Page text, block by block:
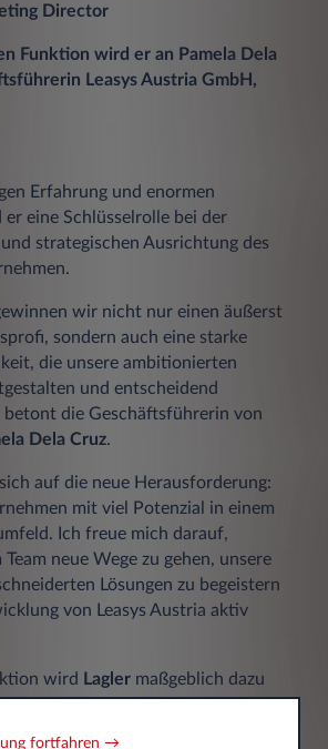
Director
Funktion wird er an Pamela Dela
Leasys Austria GmbH,
Erfahrung und enormen
eine Schlüsselrolle bei der
strategischen Ausrichtung des
wir nicht nur einen äußerst
sondern auch eine starke
die unsere ambitionierten
und entscheidend
betont die Geschäftsführerin von
Dela Cruz.
auf die neue Herausforderung:
mit viel Potenzial in einem
Ich freue mich darauf,
neue Wege zu gehen, unsere
Lösungen zu begeistern
von Leasys Austria aktiv
wird Lagler maßgeblich dazu
von Leasys am österreichischen
neue Impulse im Vertrieb und
fortfahren →